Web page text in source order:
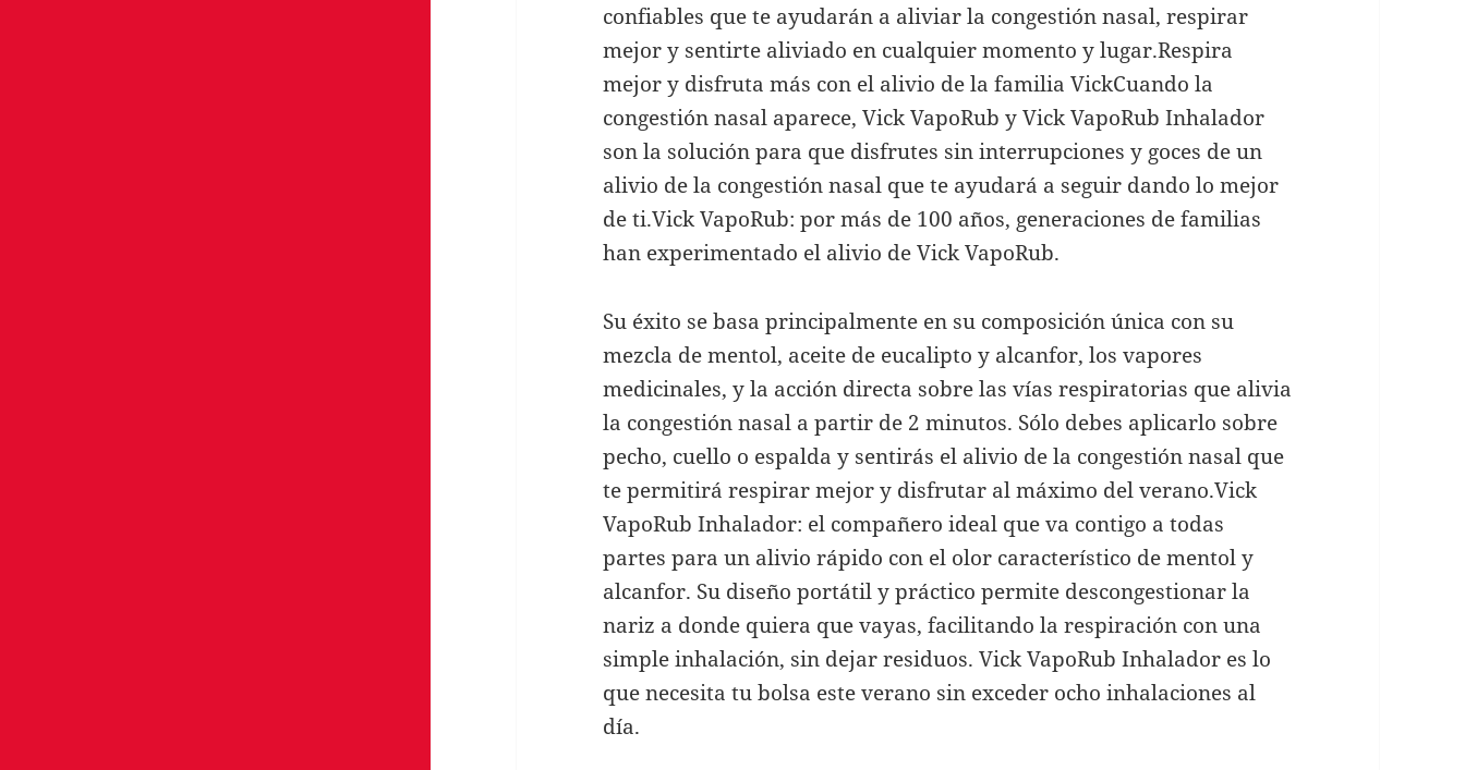
confiables que te ayudarán a aliviar la congestión nasal, respirar
mejor y sentirte aliviado en cualquier momento y lugar.Respira
mejor y disfruta más con el alivio de la familia VickCuando la
congestión nasal aparece, Vick VapoRub y Vick VapoRub Inhalador
son la solución para que disfrutes sin interrupciones y goces de un
alivio de la congestión nasal que te ayudará a seguir dando lo mejor
de ti.Vick VapoRub: por más de 100 años, generaciones de familias
han experimentado el alivio de Vick VapoRub.
Su éxito se basa principalmente en su composición única con su
mezcla de mentol, aceite de eucalipto y alcanfor, los vapores
medicinales, y la acción directa sobre las vías respiratorias que alivia
la congestión nasal a partir de 2 minutos. Sólo debes aplicarlo sobre
pecho, cuello o espalda y sentirás el alivio de la congestión nasal que
te permitirá respirar mejor y disfrutar al máximo del verano.Vick
VapoRub Inhalador: el compañero ideal que va contigo a todas
partes para un alivio rápido con el olor característico de mentol y
alcanfor. Su diseño portátil y práctico permite descongestionar la
nariz a donde quiera que vayas, facilitando la respiración con una
simple inhalación, sin dejar residuos. Vick VapoRub Inhalador es lo
que necesita tu bolsa este verano sin exceder ocho inhalaciones al
día.